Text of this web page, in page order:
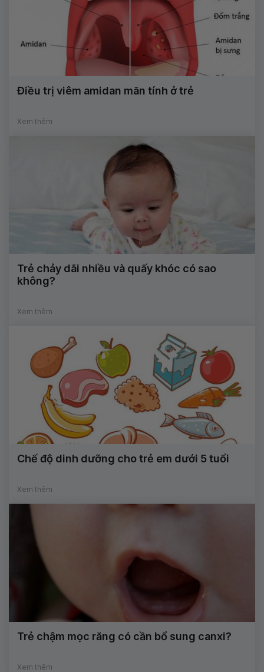
Điều trị viêm amidan mãn tính ở trẻ
Xem thêm
Trẻ chảy dãi nhiều và quấy khóc có sao
không?
Xem thêm
Chế độ dinh dưỡng cho trẻ em dưới 5 tuổi
Xem thêm
Trẻ chậm mọc răng có cần bổ sung canxi?
Xem thêm